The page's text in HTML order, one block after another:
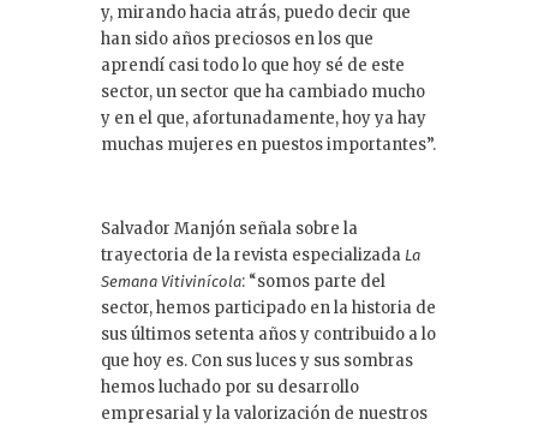
y, mirando hacia atrás, puedo decir que
han sido años preciosos en los que
aprendí casi todo lo que hoy sé de este
sector, un sector que ha cambiado mucho
y en el que, afortunadamente, hoy ya hay
muchas mujeres en puestos importantes”.
Salvador Manjón señala sobre la
trayectoria de la revista especializada La
Semana Vitivinícola: “somos parte del
sector, hemos participado en la historia de
sus últimos setenta años y contribuido a lo
que hoy es. Con sus luces y sus sombras
hemos luchado por su desarrollo
empresarial y la valorización de nuestros